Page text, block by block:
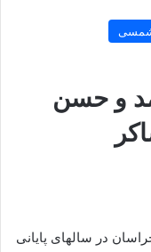
و حسن
در سالهای پایانی